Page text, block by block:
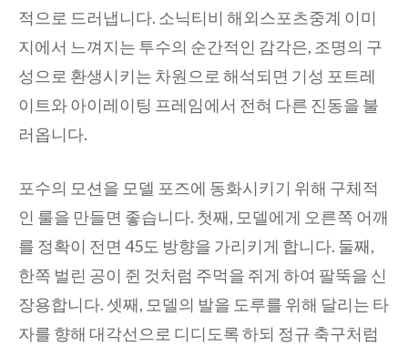
적으로 드러냅니다. 소닉티비 해외스포츠중계 이미
지에서 느껴지는 투수의 순간적인 감각은, 조명의 구
성으로 환생시키는 차원으로 해석되면 기성 포트레
이트와 아이레이팅 프레임에서 전혀 다른 진동을 불
러옵니다.
포수의 모션을 모델 포즈에 동화시키기 위해 구체적
인 룰을 만들면 좋습니다. 첫째, 모델에게 오른쪽 어깨
를 정확이 전면 45도 방향을 가리키게 합니다. 둘째,
한쪽 벌린 공이 쥔 것처럼 주먹을 쥐게 하여 팔뚝을 신
장용합니다. 셋째, 모델의 발을 도루를 위해 달리는 타
자를 향해 대각선으로 디디도록 하되 정규 축구처럼